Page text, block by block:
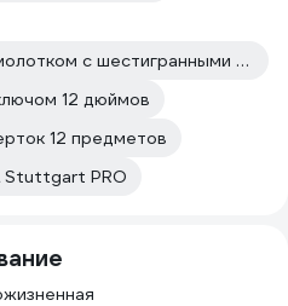
Наборы инструментов с молотком с шестигранными ключами
12 дюймов
12 предметов
Stuttgart PRO